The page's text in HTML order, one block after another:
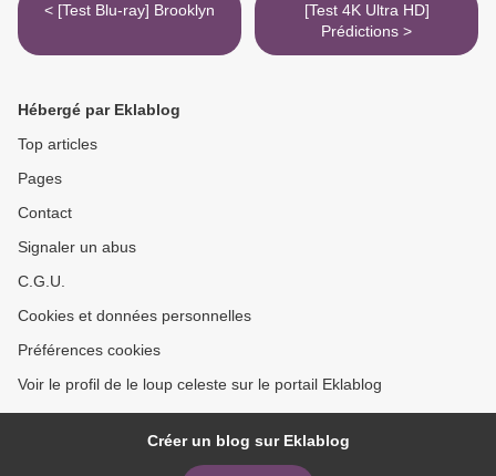
< [Test Blu-ray] Brooklyn
[Test 4K Ultra HD]
Prédictions >
Hébergé par Eklablog
Top articles
Pages
Contact
Signaler un abus
C.G.U.
Cookies et données personnelles
Préférences cookies
Voir le profil de le loup celeste sur le portail Eklablog
Créer un blog sur Eklablog